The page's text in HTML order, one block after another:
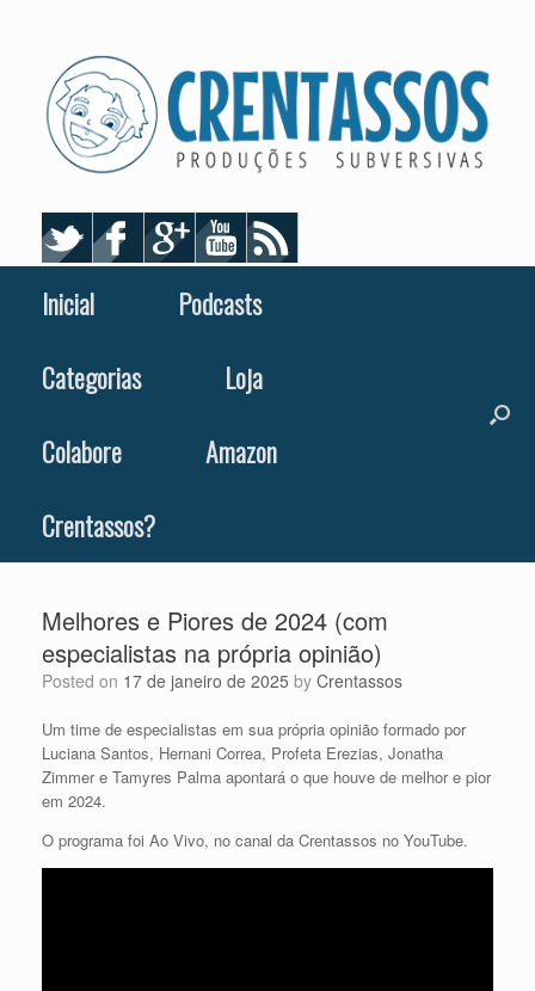
Inicial
Podcasts
Categorias
Loja
Colabore
Amazon
Crentassos?
Melhores e Piores de 2024 (com
especialistas na própria opinião)
Posted on 17 de janeiro de 2025 by Crentassos
Um time de especialistas em sua própria opinião formado por
Luciana Santos, Hernani Correa, Profeta Erezias, Jonatha
Zimmer e Tamyres Palma apontará o que houve de melhor e pior
em 2024.
O programa foi Ao Vivo, no canal da Crentassos no YouTube.